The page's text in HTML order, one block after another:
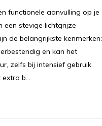
functionele aanvulling op je
een stevige lichtgrijze
de belangrijkste kenmerken:
en kan het
zelfs bij intensief gebruik.
b...